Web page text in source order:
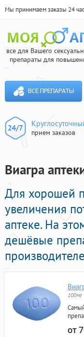
Мы принимаем заказы 24
все для Вашего
препараты для
ВСЕ ПРЕПАРАТЫ
прием заказов
Виагра
Для хорошей
увеличения
аптеке. На
дешёвые
100мг
от